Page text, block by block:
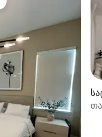
მიმოხილვა
ვარიანტი